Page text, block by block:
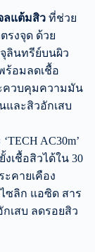
จลแต้มสิว ที่ช่วย
รงจุด ด้วย
ลินทรีย์บนผิว
ร้อมลดเชื้อ
ะควบคุมความมัน
และสิวอักเสบ
AC30m’
เชื้อสิวได้ใน 30
คายเคือง
ซลิก แอซิด สาร
เสบ ลดรอยสิว